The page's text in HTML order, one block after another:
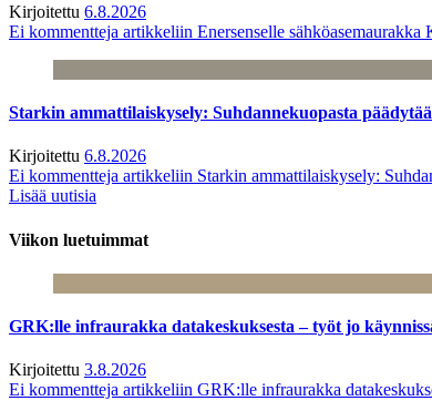
Kirjoitettu 6.8.2026
Ei kommentteja artikkeliin Enersenselle
Starkin ammattilaiskysely: Suhdannekuopasta
Kirjoitettu 6.8.2026
Ei kommentteja artikkeliin Starkin ammattilaiskysely:
Lisää uutisia
Viikon luetuimmat
GRK:lle infraurakka datakeskuksesta – työt jo
Kirjoitettu 3.8.2026
Ei kommentteja artikkeliin GRK:lle infraurakka